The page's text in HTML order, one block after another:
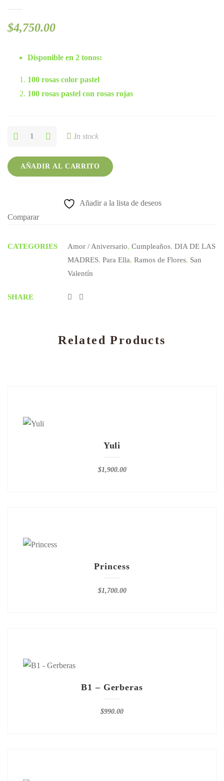
$4,750.00
Disponible en 2 tonos:
100 rosas color pastel
100 rosas pastel con rosas rojas
Bouquet
pastel
quantity
In stock
AÑADIR AL CARRITO
Añadir a la lista de deseos
Comparar
CATEGORIES Amor / Aniversario, Cumpleaños, DIA DE LAS
MADRES, Para Ella, Ramos de Flores, San
Valentín
SHARE
Related Products
Yuli
$1,900.00
Princess
$1,700.00
B1 – Gerberas
$990.00